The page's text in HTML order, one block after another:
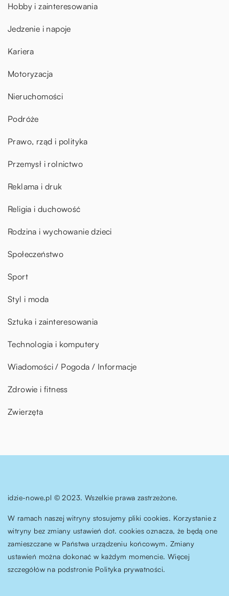
Hobby i zainteresowania
Jedzenie i napoje
Kariera
Motoryzacja
Nieruchomości
Podróże
Prawo, rząd i polityka
Przemysł i rolnictwo
Reklama i druk
Religia i duchowość
Rodzina i wychowanie dzieci
Społeczeństwo
Sport
Styl i moda
Sztuka i zainteresowania
Technologia i komputery
Wiadomości / Pogoda / Informacje
Zdrowie i fitness
Zwierzęta
idzie-nowe.pl © 2023. Wszelkie prawa zastrzeżone.
W ramach naszej witryny stosujemy pliki cookies. Korzystanie z
witryny bez zmiany ustawień dot. cookies oznacza, że będą one
zamieszczane w Państwa urządzeniu końcowym. Zmiany
ustawień można dokonać w każdym momencie. Więcej
szczegółów na podstronie Polityka prywatności.